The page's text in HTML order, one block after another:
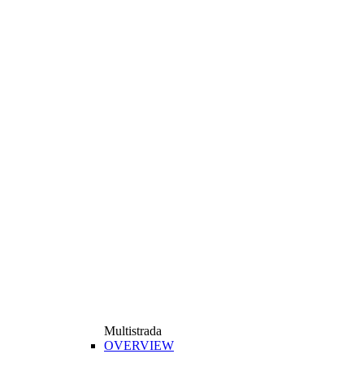
Multistrada
OVERVIEW